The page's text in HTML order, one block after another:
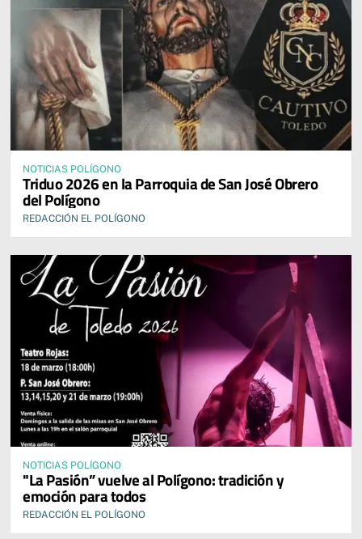
NOTICIAS POLÍGONO
Triduo 2026 en la Parroquia de San José Obrero
del Polígono
REDACCIÓN EL POLÍGONO
NOTICIAS POLÍGONO
"La Pasión” vuelve al Polígono: tradición y
emoción para todos
REDACCIÓN EL POLÍGONO